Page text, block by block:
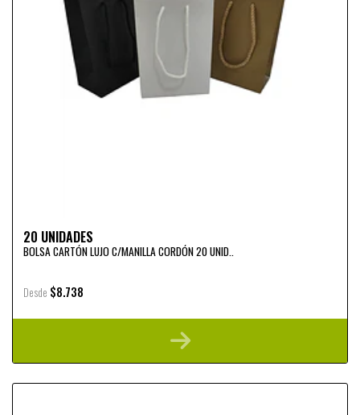
20 UNIDADES
BOLSA CARTÓN LUJO C/MANILLA CORDÓN 20 UNID..
Desde $8.738